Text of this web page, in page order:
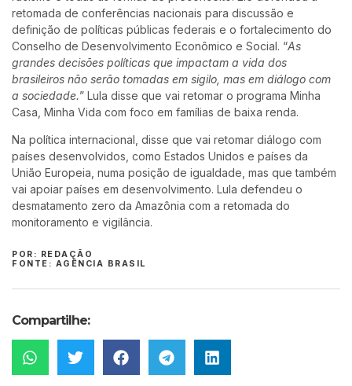
retomada de conferências nacionais para discussão e
definição de políticas públicas federais e o fortalecimento do
Conselho de Desenvolvimento Econômico e Social. “As
grandes decisões políticas que impactam a vida dos
brasileiros não serão tomadas em sigilo, mas em diálogo com
a sociedade.” Lula disse que vai retomar o programa Minha
Casa, Minha Vida com foco em famílias de baixa renda.
Na política internacional, disse que vai retomar diálogo com
países desenvolvidos, como Estados Unidos e países da
União Europeia, numa posição de igualdade, mas que também
vai apoiar países em desenvolvimento. Lula defendeu o
desmatamento zero da Amazônia com a retomada do
monitoramento e vigilância.
POR: REDAÇÃO
FONTE: AGÊNCIA BRASIL
Compartilhe: